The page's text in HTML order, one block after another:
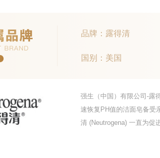
品牌：露得清
国别：美国
强生（中国）有限公司-露
速恢复PH值的洁面皂备受
清 (Neutrogena) 一直为促